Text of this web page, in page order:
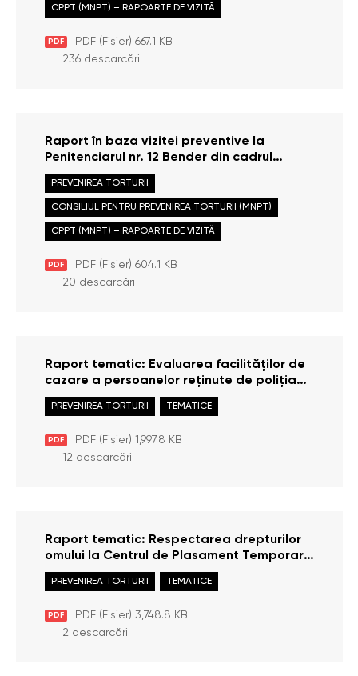
PDF PDF (Fișier) 667.1 KB
CPPT (MNPT) – RAPOARTE DE VIZITĂ
236 descarcări
Raport în baza vizitei preventive la
Penitenciarul nr. 12 Bender din cadrul
Administrației Naționale a Penitenciarelor,
efectuate la data de 17 februarie 2026
PDF PDF (Fișier) 604.1 KB
PREVENIREA TORTURII
CONSILIUL PENTRU PREVENIREA TORTURII (MNPT)
CPPT (MNPT) – RAPOARTE DE VIZITĂ
20 descarcări
Raport tematic: Evaluarea facilităților de
cazare a persoanelor reținute de poliția
de frontieră. Detenția migranților aflați în
situații ilegale, inclusiv a solicitanților de
PDF PDF (Fișier) 1,997.8 KB
PREVENIREA TORTURII TEMATICE
12 descarcări
Raport tematic: Respectarea drepturilor
omului la Centrul de Plasament Temporar
al Străinilor (detenția administrativă a
străinilor indezirabili, supuși returnării,
(2025)
PDF PDF (Fișier) 3,748.8 KB
PREVENIREA TORTURII TEMATICE
2 descarcări